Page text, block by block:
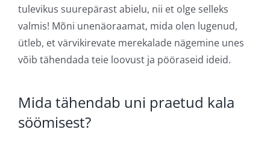
tulevikus suurepärast abielu, nii et olge selleks
valmis! Mõni unenäoraamat, mida olen lugenud,
ütleb, et värvikirevate merekalade nägemine unes
võib tähendada teie loovust ja pööraseid ideid.
Mida tähendab uni praetud kala
söömisest?